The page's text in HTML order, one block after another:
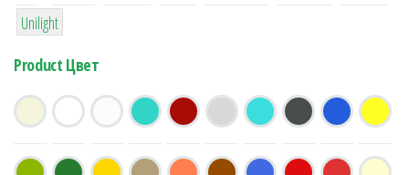
1
Unilight
Product Цвет